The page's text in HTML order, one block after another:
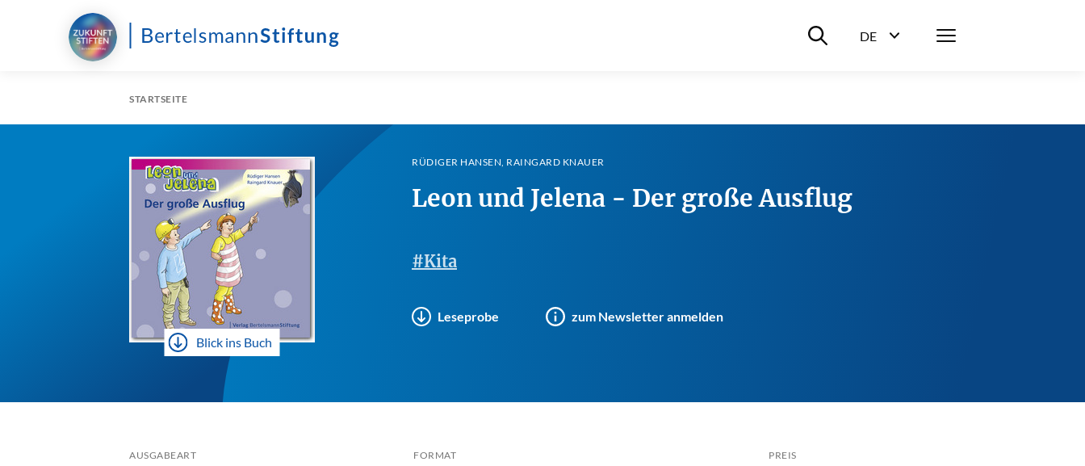
Suche ein-/ausblenden
DE
Menü
STARTSEITE
Blick ins Buch
RÜDIGER HANSEN, RAINGARD KNAUER
Leon und Jelena - Der große Ausflug
#Kita
Leseprobe zum Newsletter anmelden
AUSGABEART FORMAT PREIS